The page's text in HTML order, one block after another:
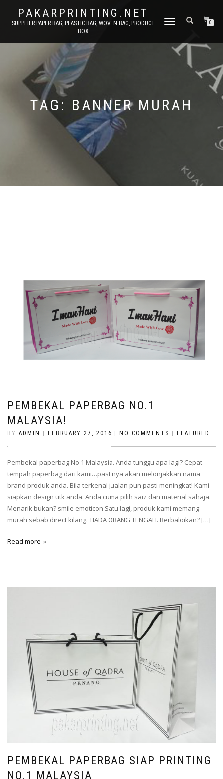
PAKARPRINTING.NET
SUPPLIER PAPER BAG, PLASTIC BAG, WOVEN BAG, PRODUCT
BOX
TOGGLE
0
TAG: BANNER MURAH
PEMBEKAL PAPERBAG NO.1
MALAYSIA!
BY ADMIN FEBRUARY 27, 2016 NO COMMENTS FEATURED
Pembekal paperbag No 1 Malaysia. Anda tunggu apa lagi? Cepat
tempah paperbag dari kami…pastinya akan melonjakkan nama
brand produk anda. Bila terkenal jualan pun pasti meningkat! Kami
siapkan design utk anda. Anda cuma pilih saiz dan material sahaja.
Menarik bukan? smile emoticon Satu lagi, produk kami memang
murah sebab direct kilang. TIADA ORANG TENGAH. Berbaloikan? […]
Read more
PEMBEKAL PAPERBAG SIAP PRINTING
NO.1 MALAYSIA